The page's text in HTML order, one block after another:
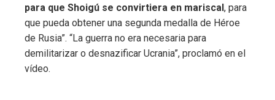
para que Shoigú se convirtiera en mariscal, para
que pueda obtener una segunda medalla de Héroe
de Rusia”. “La guerra no era necesaria para
demilitarizar o desnazificar Ucrania”, proclamó en el
vídeo.